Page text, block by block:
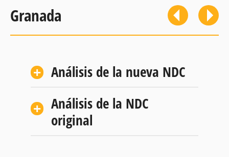
Granada
Análisis de la nueva NDC
Análisis de la NDC
original